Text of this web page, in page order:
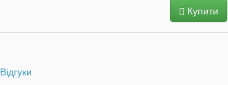
Купити
Відгуки